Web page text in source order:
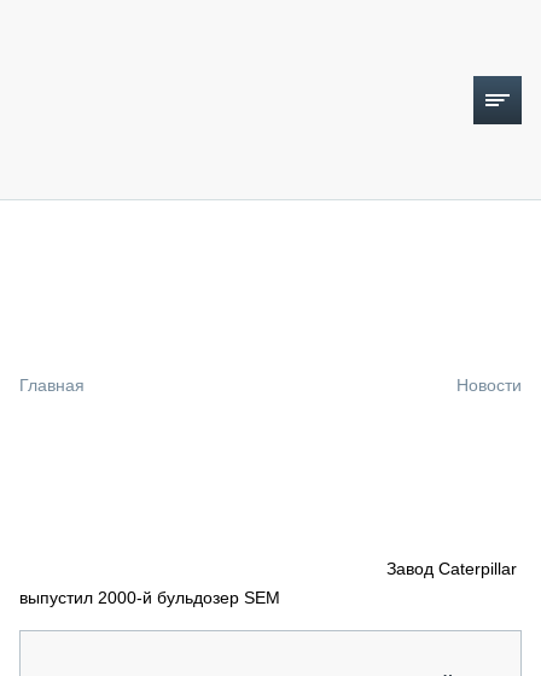
СПЕЦПРОЕКТЫ
Главная Новости
Завод Caterpillar
выпустил 2000-й бульдозер SEM